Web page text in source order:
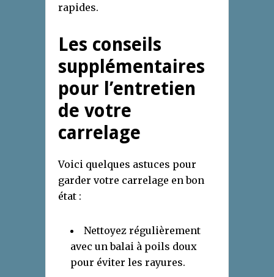
rapides.
Les conseils
supplémentaires
pour l’entretien
de votre
carrelage
Voici quelques astuces pour
garder votre carrelage en bon
état :
Nettoyez régulièrement
avec un balai à poils doux
pour éviter les rayures.